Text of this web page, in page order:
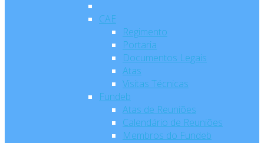
CAE
Regimento
Portaria
Documentos Legais
Atas
Visitas Técnicas
Fundeb
Atas de Reuniões
Calendário de Reuniões
Membros do Fundeb